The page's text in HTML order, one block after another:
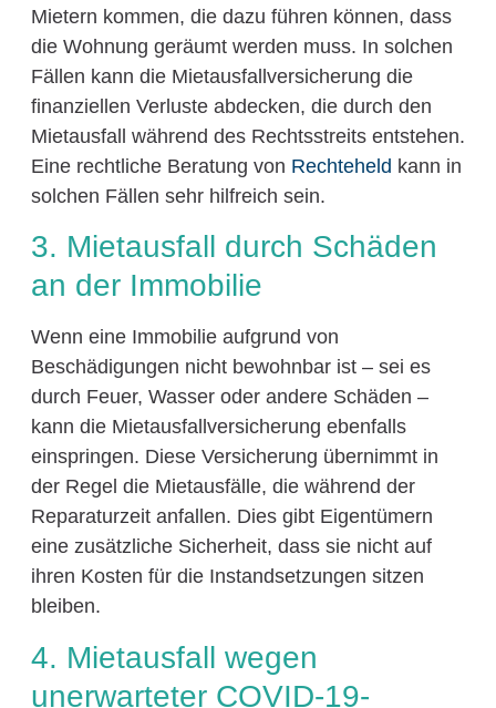
Mietern kommen, die dazu führen können, dass
die Wohnung geräumt werden muss. In solchen
Fällen kann die Mietausfallversicherung die
finanziellen Verluste abdecken, die durch den
Mietausfall während des Rechtsstreits entstehen.
Eine rechtliche Beratung von Rechteheld kann in
solchen Fällen sehr hilfreich sein.
3. Mietausfall durch Schäden
an der Immobilie
Wenn eine Immobilie aufgrund von
Beschädigungen nicht bewohnbar ist – sei es
durch Feuer, Wasser oder andere Schäden –
kann die Mietausfallversicherung ebenfalls
einspringen. Diese Versicherung übernimmt in
der Regel die Mietausfälle, die während der
Reparaturzeit anfallen. Dies gibt Eigentümern
eine zusätzliche Sicherheit, dass sie nicht auf
ihren Kosten für die Instandsetzungen sitzen
bleiben.
4. Mietausfall wegen
unerwarteter COVID-19-